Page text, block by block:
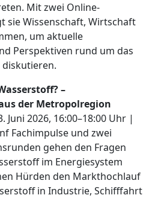
Mit zwei Online-
sie Wissenschaft, Wirtschaft
um aktuelle
Perspektiven rund um das
diskutieren.
–
der Metropolregion
Juni 2026, 16:00–18:00 Uhr |
Fachimpulse und zwei
gehen den Fragen
im Energiesystem
Hürden den Markthochlauf
in Industrie, Schifffahrt